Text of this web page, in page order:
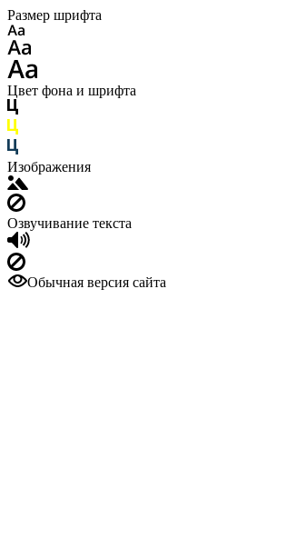
Размер шрифта
Цвет фона и шрифта
Изображения
Озвучивание текста
Обычная версия сайта